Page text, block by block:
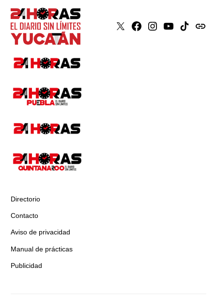
X Faceboook
Instagram
YoutubeTiktokissuu
Directorio
Contacto
Aviso de privacidad
Manual de prácticas
Publicidad